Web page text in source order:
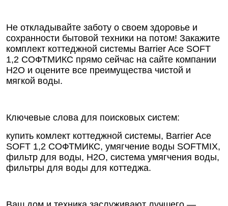
Не откладывайте заботу о своем здоровье и
сохранности бытовой техники на потом! Закажите
комплект коттеджной системы Barrier Ace SOFT
1,2 СОФТМИКС прямо сейчас на сайте компании
Н2О и оцените все преимущества чистой и
мягкой воды.
Ключевые слова для поисковых систем:
купить комлект коттеджной системы, Barrier Ace
SOFT 1,2 СОФТМИКС, умягчение воды SOFTMIX,
фильтр для воды, Н2О, система умягчения воды,
фильтры для воды для коттеджа.